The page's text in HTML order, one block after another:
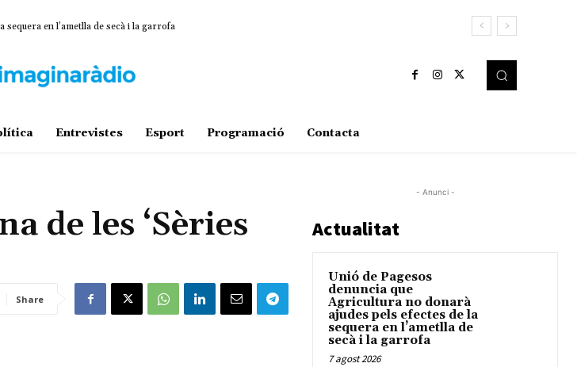
en l’ametlla de secà i la garrofa
Entrevistes Esport Programació Contacta
de les ‘Sèries
Share
- Anunci -
Actualitat
Unió de Pagesos
denuncia que
Agricultura no donarà
ajudes pels efectes de la
sequera en l’ametlla de
secà i la garrofa
7 agost 2026